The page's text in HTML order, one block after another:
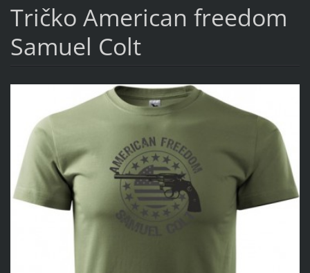
Tričko American freedom
Samuel Colt